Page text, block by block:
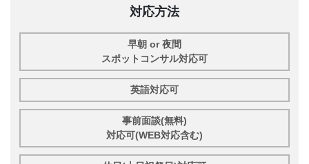
対応方法
早朝 or 夜間
スポットコンサル対応可
英語対応可
事前面談(無料)
対応可(WEB対応含む)